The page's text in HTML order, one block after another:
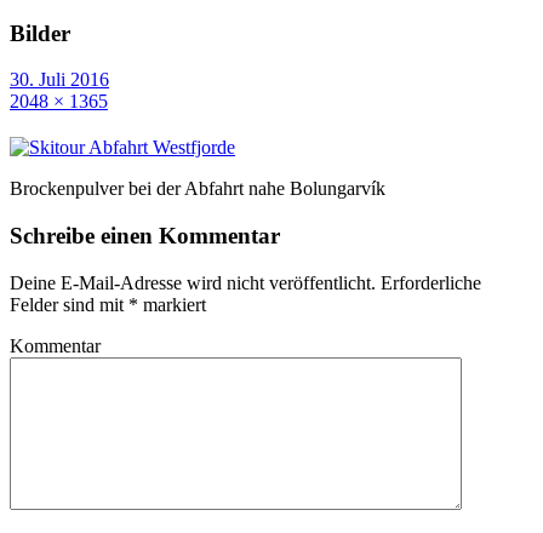
Bilder
30. Juli 2016
2048 × 1365
Brockenpulver bei der Abfahrt nahe Bolungarvík
Schreibe einen Kommentar
Deine E-Mail-Adresse wird nicht veröffentlicht. Erforderliche
Felder sind mit * markiert
Kommentar